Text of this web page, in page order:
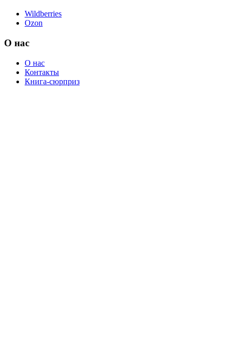
Wildberries
Ozon
О нас
О нас
Контакты
Книга-сюрприз